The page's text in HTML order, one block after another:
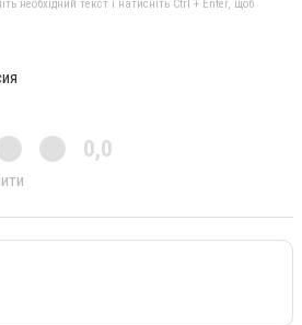
необхідний текст і натисніть Ctrl + Enter, щоб
0,0